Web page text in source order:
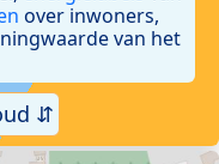
over inwoners,
van het
⇵